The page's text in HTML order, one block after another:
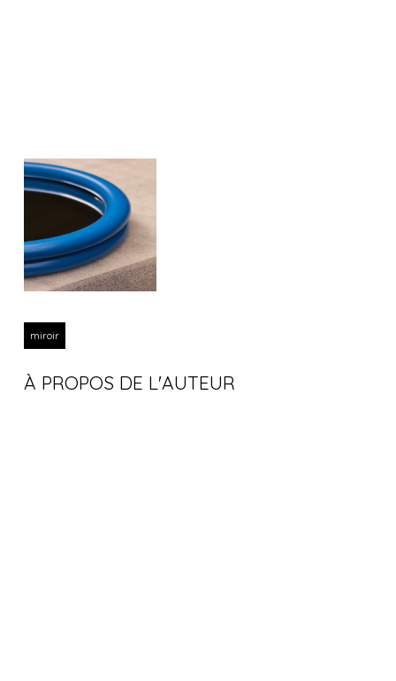
miroir
À PROPOS DE L'AUTEUR